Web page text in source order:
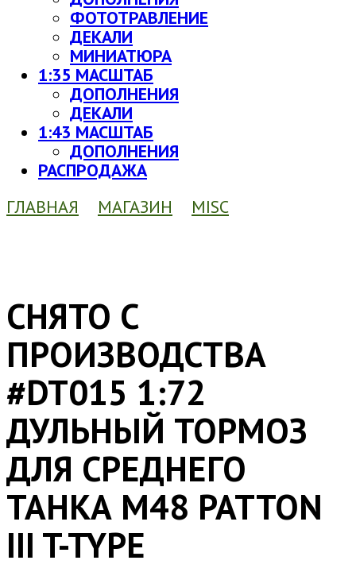
ФОТОТРАВЛЕНИЕ
ДЕКАЛИ
МИНИАТЮРА
1:35 МАСШТАБ
ДОПОЛНЕНИЯ
ДЕКАЛИ
1:43 МАСШТАБ
ДОПОЛНЕНИЯ
РАСПРОДАЖА
ГЛАВНАЯ
МАГАЗИН MISC
СНЯТО С
ПРОИЗВОДСТВА
#DT015 1:72
ДУЛЬНЫЙ ТОРМОЗ
ДЛЯ СРЕДНЕГО
ТАНКА М48 PATTON
III T-TYPE